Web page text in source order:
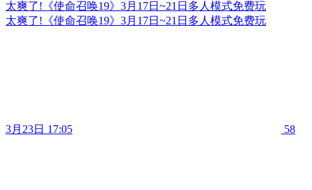
太爽了!《使命召唤19》3月17日~21日多人模式免费玩
太爽了!《使命召唤19》3月17日~21日多人模式免费玩
3月23日 17:05 58